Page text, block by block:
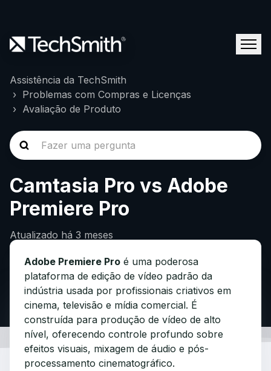
Assistência da TechSmith
Problemas com Compras e Licenças
Avaliação de Produto
Camtasia Pro vs Adobe
Premiere Pro
Atualizado há 3 meses
Adobe Premiere Pro é uma poderosa
plataforma de edição de vídeo padrão da
indústria usada por profissionais criativos em
cinema, televisão e mídia comercial. É
construída para produção de vídeo de alto
nível, oferecendo controle profundo sobre
efeitos visuais, mixagem de áudio e pós-
processamento cinematográfico.